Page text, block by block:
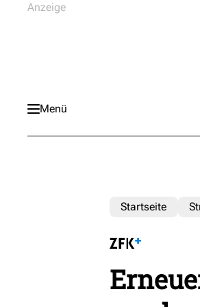
Menü
Startseite